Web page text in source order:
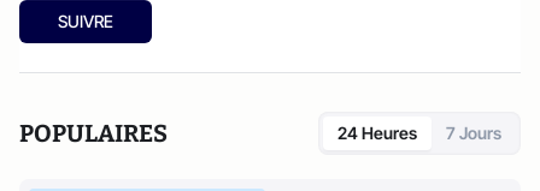
économique, derniers livres : « L’art de la guerre
idéologique » (le Cerf 2021) et « Fake news Manip, infox et
SUIVRE
POPULAIRES 24 Heures 7 Jours